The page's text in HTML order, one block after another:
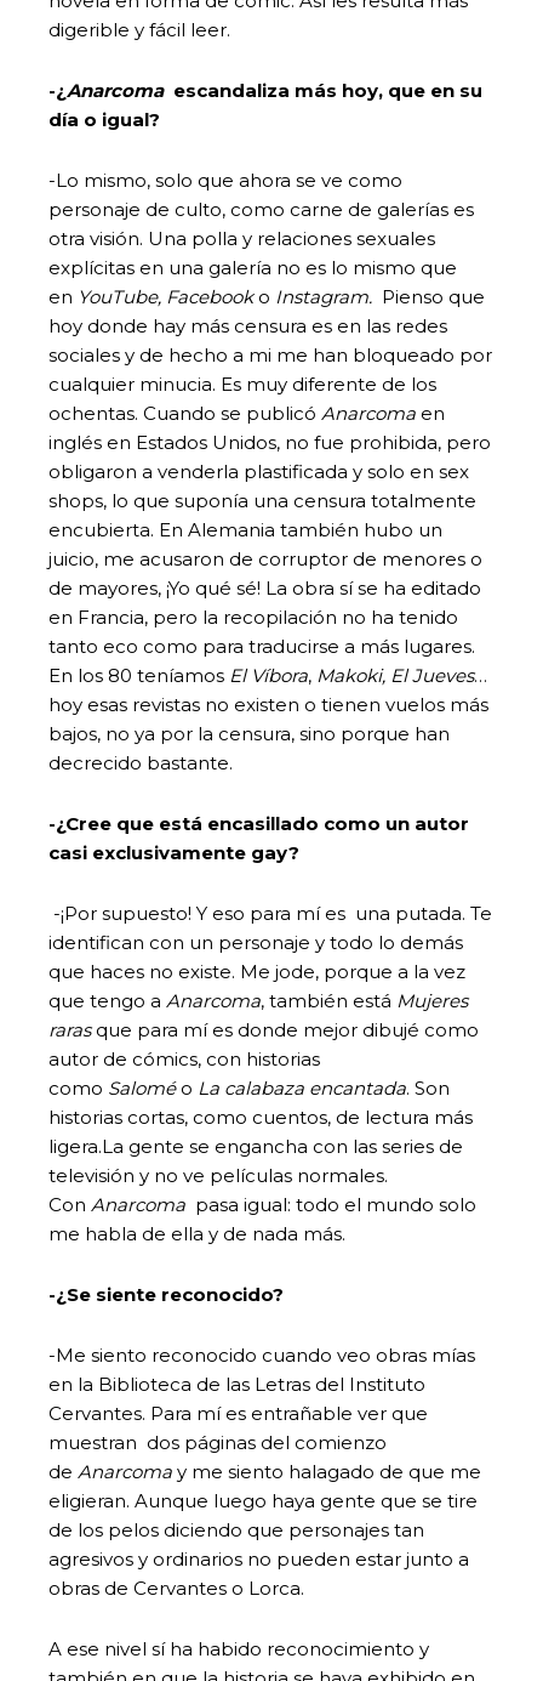
digerible y fácil leer.
-¿Anarcoma escandaliza más hoy, que en su
día o igual?
-Lo mismo, solo que ahora se ve como
personaje de culto, como carne de galerías es
otra visión. Una polla y relaciones sexuales
explícitas en una galería no es lo mismo que
en YouTube, Facebooko Instagram. Pienso que
hoy donde hay más censura es en las redes
sociales y de hecho a mi me han bloqueado por
cualquier minucia. Es muy diferente de los
ochentas. Cuando se publicó Anarcoma en
inglés en Estados Unidos, no fue prohibida, pero
obligaron a venderla plastificada y solo en sex
shops, lo que suponía una censura totalmente
encubierta. En Alemania también hubo un
juicio, me acusaron de corruptor de menores o
de mayores, ¡Yo qué sé! La obra sí se ha editado
en Francia, pero la recopilación no ha tenido
tanto eco como para traducirse a más lugares.
En los 80 teníamos El Víbora, Makoki, El Jueves…
hoy esas revistas no existen o tienen vuelos más
bajos, no ya por la censura, sino porque han
decrecido bastante.
-¿Cree que está encasillado como un autor
casi exclusivamente gay?
-¡Por supuesto! Y eso para mí es una putada. Te
identifican con un personaje y todo lo demás
que haces no existe. Me jode, porque a la vez
que tengo a Anarcoma, también está Mujeres
rarasque para mí es donde mejor dibujé como
autor de cómics, con historias
como Salomé o La calabaza encantada. Son
historias cortas, como cuentos, de lectura más
ligera.La gente se engancha con las series de
televisión y no ve películas normales.
Con Anarcoma pasa igual: todo el mundo solo
me habla de ella y de nada más.
-¿Se siente reconocido?
-Me siento reconocido cuando veo obras mías
en la Biblioteca de las Letras del Instituto
Cervantes. Para mí es entrañable ver que
muestran dos páginas del comienzo
de Anarcoma y me siento halagado de que me
eligieran. Aunque luego haya gente que se tire
de los pelos diciendo que personajes tan
agresivos y ordinarios no pueden estar junto a
obras de Cervantes o Lorca.
A ese nivel sí ha habido reconocimiento y